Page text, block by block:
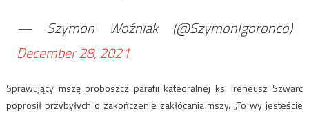
— Szymon Woźniak (@SzymonIgoronco)
December 28, 2021
Sprawujący mszę proboszcz parafii katedralnej ks. Ireneusz Szwarc
poprosił przybyłych o zakończenie zakłócania mszy. „To wy jesteście